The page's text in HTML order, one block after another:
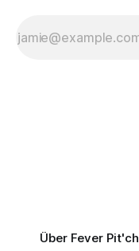
Über Fever Pit'ch